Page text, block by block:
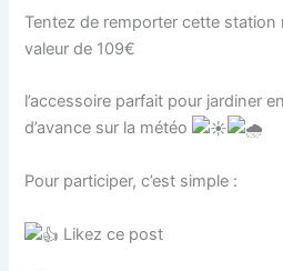
Tentez de remporter cette station
valeur de 109€
l’accessoire parfait pour jardiner
d’avance sur la météo
Pour participer, c’est simple :
Likez ce post